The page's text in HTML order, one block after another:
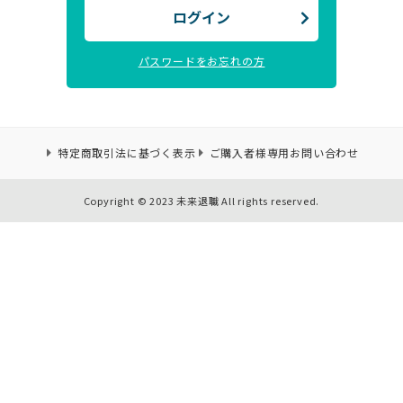
ログイン
パスワードをお忘れの方
特定商取引法に基づく表示 ご購入者様専用お問い合わせ
Copyright © 2023 未来退職 All rights reserved.